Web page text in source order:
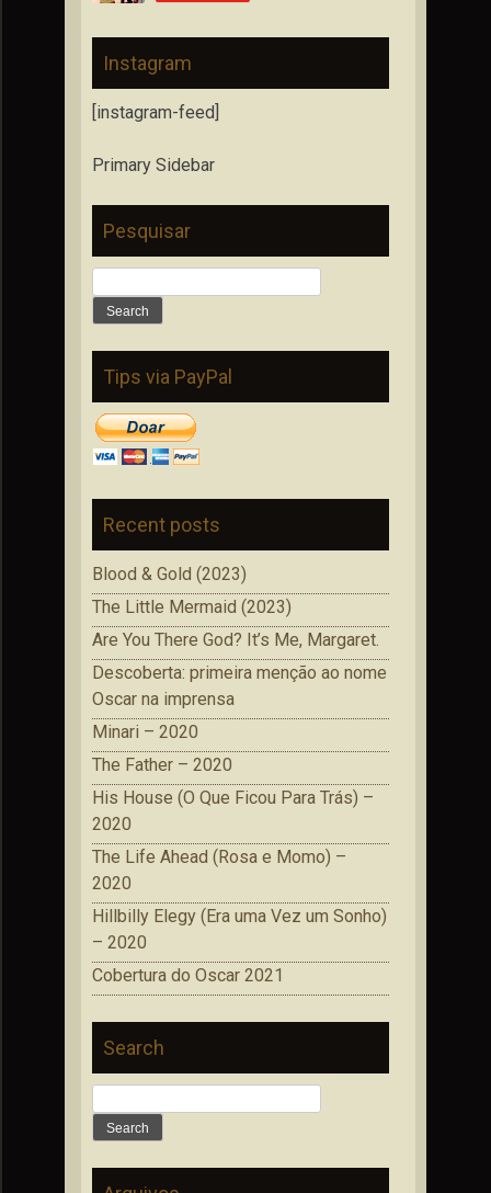
Instagram
[instagram-feed]
Primary Sidebar
Pesquisar
for:
Tips via PayPal
Recent posts
Blood & Gold (2023)
The Little Mermaid (2023)
Are You There God? It’s Me, Margaret.
Descoberta: primeira menção ao nome
Oscar na imprensa
Minari – 2020
The Father – 2020
His House (O Que Ficou Para Trás) –
2020
The Life Ahead (Rosa e Momo) –
2020
Hillbilly Elegy (Era uma Vez um Sonho)
– 2020
Cobertura do Oscar 2021
Search
for: